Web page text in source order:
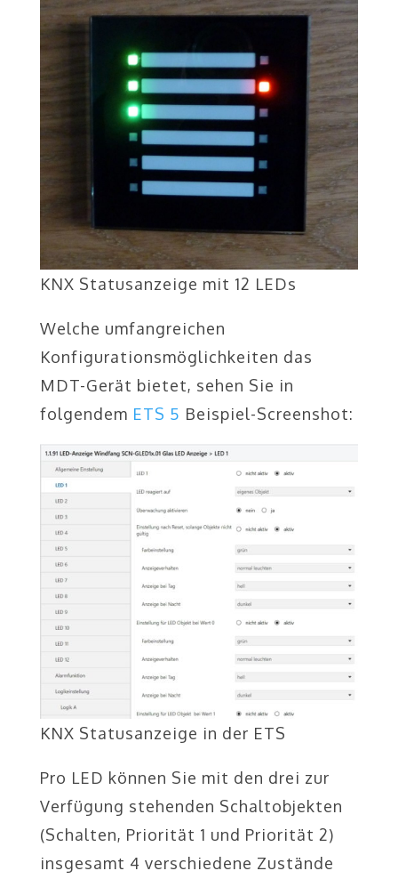
KNX Statusanzeige mit 12 LEDs
Welche umfangreichen
Konfigurationsmöglichkeiten das
MDT-Gerät bietet, sehen Sie in
folgendem ETS 5 Beispiel-Screenshot:
KNX Statusanzeige in der ETS
Pro LED können Sie mit den drei zur
Verfügung stehenden Schaltobjekten
(Schalten, Priorität 1 und Priorität 2)
insgesamt 4 verschiedene Zustände